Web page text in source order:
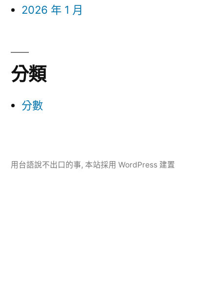
2026 年 1 月
分類
分數
用台語說不出口的事, 本站採用 WordPress 建置